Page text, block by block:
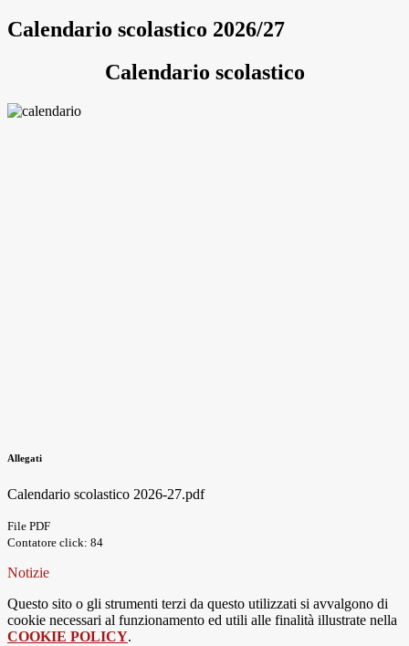
Calendario scolastico 2026/27
Calendario scolastico
Allegati
Calendario scolastico 2026-27.pdf
File PDF
Contatore click: 84
Notizie
Questo sito o gli strumenti terzi da questo utilizzati si avvalgono di
cookie necessari al funzionamento ed utili alle finalità illustrate nella
COOKIE POLICY.